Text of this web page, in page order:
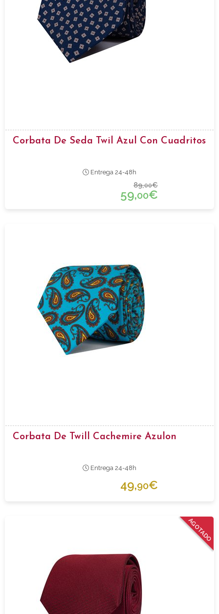
Corbata De Seda Twil Azul Con Cuadritos
Entrega 24-48h
89,00€
59,00€
Corbata De Twill Cachemire Azulon
Entrega 24-48h
49,90€
AGOTADO